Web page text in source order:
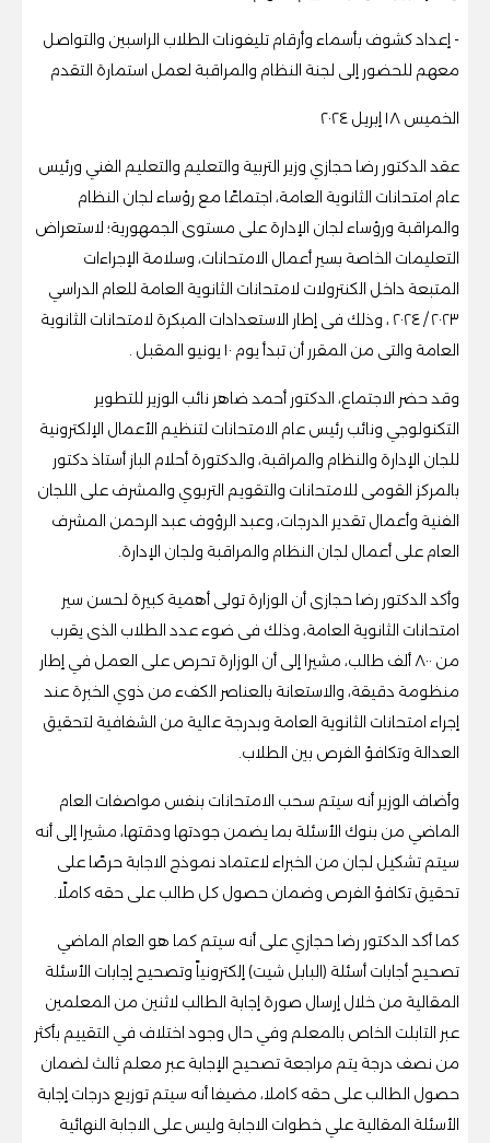
- إعداد كشوف بأسماء وأرقام تليفونات الطلاب الراسبين والتواصل
معهم للحضور إلى لجنة النظام والمراقبة لعمل استمارة التقدم
الخميس ١٨ إبريل ٢٠٢٤
عقد الدكتور رضا حجازي وزير التربية والتعليم والتعليم الفني ورئيس
عام امتحانات الثانوية العامة، اجتماعًا مع رؤساء لجان النظام
والمراقبة ورؤساء لجان الإدارة على مستوى الجمهورية؛ لاستعراض
التعليمات الخاصة بسير أعمال الامتحانات، وسلامة الإجراءات
المتبعة داخل الكنترولات لامتحانات الثانوية العامة للعام الدراسي
٢٠٢٣ / ٢٠٢٤ ، وذلك فى إطار الاستعدادات المبكرة لامتحانات الثانوية
العامة والتى من المقرر أن تبدأ يوم ١٠ يونيو المقبل .
وقد حضر الاجتماع، الدكتور أحمد ضاهر نائب الوزير للتطوير
التكنولوجي ونائب رئيس عام الامتحانات لتنظيم الأعمال الإلكترونية
للجان الإدارة والنظام والمراقبة، والدكتورة أحلام الباز أستاذ دكتور
بالمركز القومى للامتحانات والتقويم التربوي والمشرف على اللجان
الفنية وأعمال تقدير الدرجات، وعبد الرؤوف عبد الرحمن المشرف
العام على أعمال لجان النظام والمراقبة ولجان الإدارة.
وأكد الدكتور رضا حجازى أن الوزارة تولى أهمية كبيرة لحسن سير
امتحانات الثانوية العامة، وذلك فى ضوء عدد الطلاب الذى يقرب
من ٨٠٠ ألف طالب، مشيرا إلى أن الوزارة تحرص على العمل في إطار
منظومة دقيقة، والاستعانة بالعناصر الكفء من ذوي الخبرة عند
إجراء امتحانات الثانوية العامة وبدرجة عالية من الشفافية لتحقيق
العدالة وتكافؤ الفرص بين الطلاب.
وأضاف الوزير أنه سيتم سحب الامتحانات بنفس مواصفات العام
الماضي من بنوك الأسئلة بما يضمن جودتها ودقتها، مشيرا إلى أنه
سيتم تشكيل لجان من الخبراء لاعتماد نموذج الاجابة حرصًا على
تحقيق تكافؤ الفرص وضمان حصول كل طالب على حقه كاملًا.
كما أكد الدكتور رضا حجازي على أنه سيتم كما هو العام الماضي
تصحيح أجابات أسئلة (البابل شيت) إلكترونياً وتصحيح إجابات الأسئلة
المقالية من خلال إرسال صورة إجابة الطالب لاثنين من المعلمين
عبر التابلت الخاص بالمعلم وفي حال وجود اختلاف في التقييم بأكثر
من نصف درجة يتم مراجعة تصحيح الإجابة عبر معلم ثالث لضمان
حصول الطالب على حقه كاملا، مضيفا أنه سيتم توزيع درجات إجابة
الأسئلة المقالية علي خطوات الاجابة وليس على الاجابة النهائية